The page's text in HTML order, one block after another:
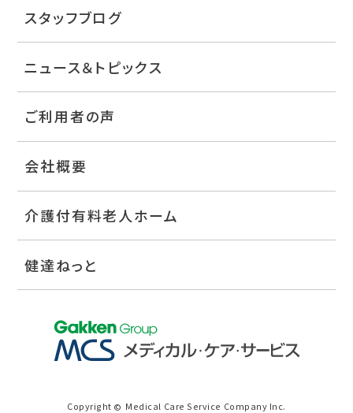
スタッフブログ
ニュース＆トピックス
ご利用者の声
会社概要
介護付有料老人ホーム
健達ねっと
Copyright © Medical Care Service Company Inc.